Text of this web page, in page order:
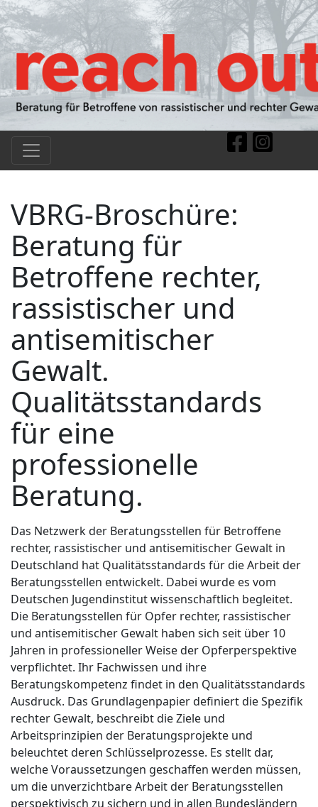
VBRG-Broschüre:
Beratung für
Betroffene rechter,
rassistischer und
antisemitischer
Gewalt.
Qualitätsstandards
für eine
professionelle
Beratung.
Das Netzwerk der Beratungsstellen für Betroffene
rechter, rassistischer und antisemitischer Gewalt in
Deutschland hat Qualitätsstandards für die Arbeit der
Beratungsstellen entwickelt. Dabei wurde es vom
Deutschen Jugendinstitut wissenschaftlich begleitet.
Die Beratungsstellen für Opfer rechter, rassistischer
und antisemitischer Gewalt haben sich seit über 10
Jahren in professioneller Weise der Opferperspektive
verpflichtet. Ihr Fachwissen und ihre
Beratungskompetenz findet in den Qualitätsstandards
Ausdruck. Das Grundlagenpapier definiert die Spezifik
rechter Gewalt, beschreibt die Ziele und
Arbeitsprinzipien der Beratungsprojekte und
beleuchtet deren Schlüsselprozesse. Es stellt dar,
welche Voraussetzungen geschaffen werden müssen,
um die unverzichtbare Arbeit der Beratungsstellen
perspektivisch zu sichern und in allen Bundesländern